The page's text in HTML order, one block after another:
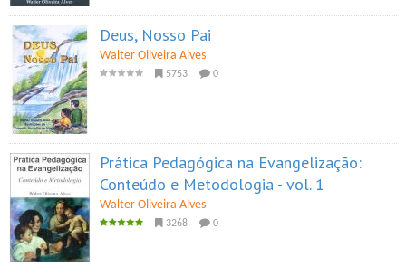
Deus, Nosso Pai
Walter Oliveira Alves
5753 0
Prática Pedagógica na Evangelização:
Conteúdo e Metodologia - vol. 1
Walter Oliveira Alves
3268 0